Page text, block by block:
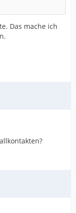
Das mache ich